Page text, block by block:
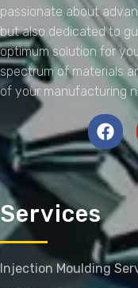
passionate about
but also dedicated to
optimum solution for
spectrum of materials
of your manufacturing
Services
Injection Moulding